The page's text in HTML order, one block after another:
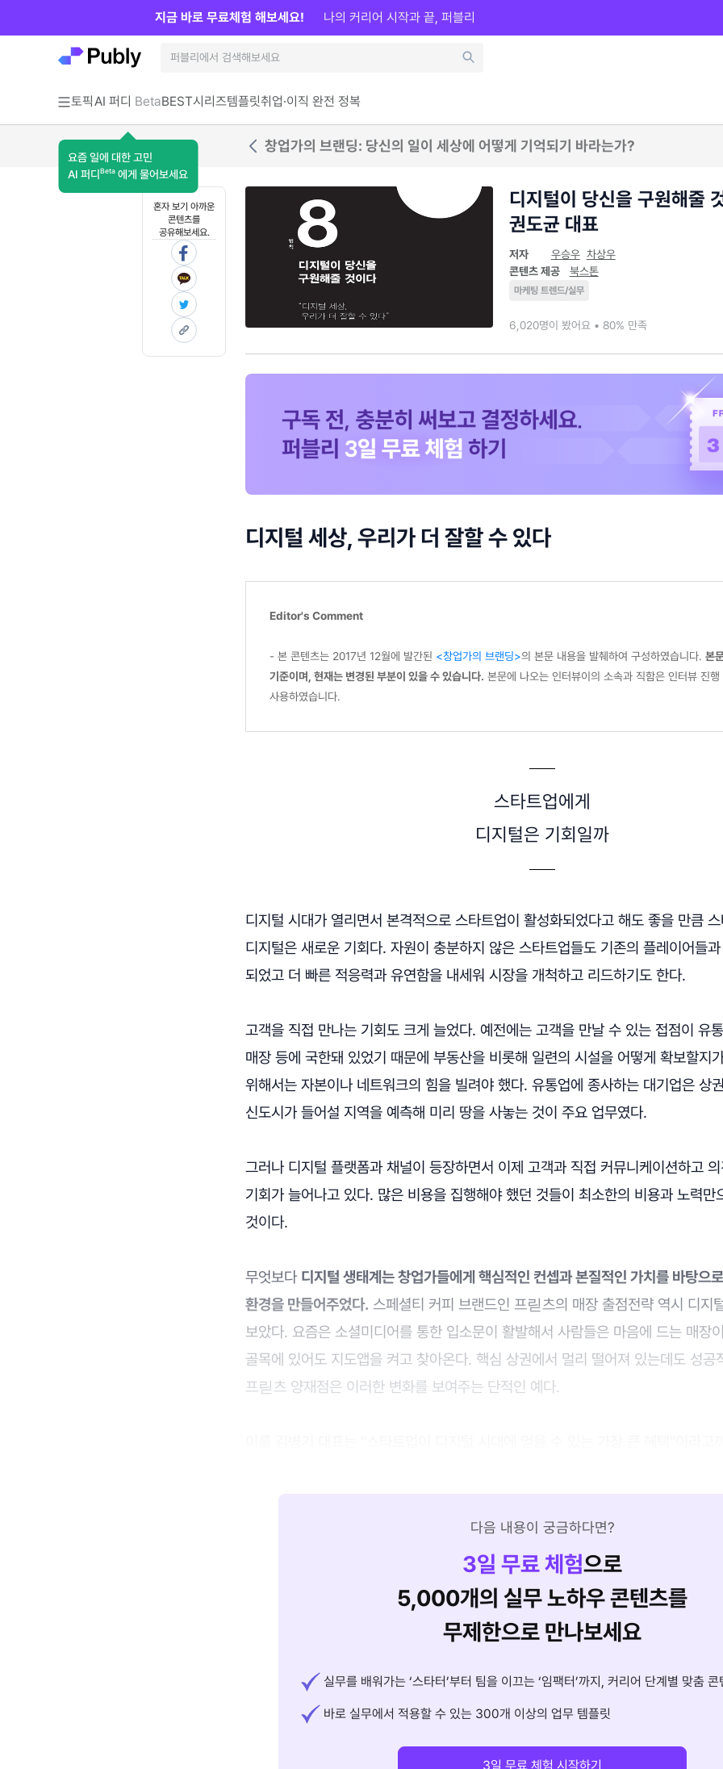
토픽AI 퍼디 Beta
요즘 일에 대한 고민
AI 퍼디 Beta 에게 물어보세요
BEST시리즈템플릿취업·이직 완전 정복
지금 바로 무료체험 해보세요! 나의 커리어 시작과 끝, 퍼블리
창업가의 브랜딩: 당신의 일이 세상에 어떻게 기억되기 바라는가?
혼자 보기 아까운
콘텐츠를
공유해보세요.
디지털이 당신을 구원해줄
권도균 대표
저자 우승우 차상우
콘텐츠 제공
북스톤
마케팅 트렌드/실무
6,020명이 봤어요 • 80% 만족
디지털 세상, 우리가 더 잘할 수 있다
Editor's Comment
- 본 콘텐츠는 2017년 12월에 발간된 <창업가의 브랜딩>의 본문 내용을 발췌하여 구성하였습니다. 본
기준이며, 현재는 변경된 부분이 있을 수 있습니다. 본문에 나오는 인터뷰이의 소속과 직함은 인터뷰 진
사용하였습니다.
스타트업에게
디지털은 기회일까
디지털 시대가 열리면서 본격적으로 스타트업이 활성화되었다고 해도 좋을 만큼 스
디지털은 새로운 기회다. 자원이 충분하지 않은 스타트업들도 기존의 플레이어들
되었고 더 빠른 적응력과 유연함을 내세워 시장을 개척하고 리드하기도 한다.
고객을 직접 만나는 기회도 크게 늘었다. 예전에는 고객을 만날 수 있는 접점이 유
매장 등에 국한돼 있었기 때문에 부동산을 비롯해 일련의 시설을 어떻게 확보할지
위해서는 자본이나 네트워크의 힘을 빌려야 했다. 유통업에 종사하는 대기업은 상
신도시가 들어설 지역을 예측해 미리 땅을 사놓는 것이 주요 업무였다.
그러나 디지털 플랫폼과 채널이 등장하면서 이제 고객과 직접 커뮤니케이션하고
기회가 늘어나고 있다. 많은 비용을 집행해야 했던 것들이 최소한의 비용과 노력만
것이다.
무엇보다 디지털 생태계는 창업가들에게 핵심적인 컨셉과 본질적인 가치를 바탕으
환경을 만들어주었다. 스페셜티 커피 브랜드인 프릳츠의 매장 출점전략 역시 디지
보았다. 요즘은 소셜미디어를 통한 입소문이 활발해서 사람들은 마음에 드는 매장
골목에 있어도 지도앱을 켜고 찾아온다. 핵심 상권에서 멀리 떨어져 있는데도 성공
프릳츠 양재점은 이러한 변화를 보여주는 단적인 예다.
다음 내용이 궁금하다면?
3일 무료 체험으로
5,000개의 실무 노하우 콘텐츠를
무제한으로 만나보세요
실무를 배워가는 ‘스타터’부터 팀을 이끄는 ‘임팩터’까지, 커리어 단계별 맞춤 콘
바로 실무에서 적용할 수 있는 300개 이상의 업무 템플릿
3일 무료 체험 시작하기